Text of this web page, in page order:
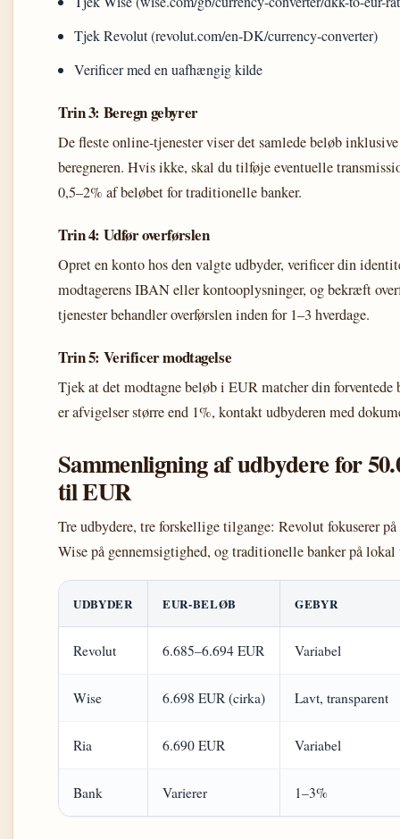
Tjek Revolut (revolut.com/en-DK/currency-converter)
Verificer med en uafhængig kilde
Trin 3: Beregn gebyrer
De fleste online-tjenester viser det samlede beløb
beregneren. Hvis ikke, skal du tilføje eventuelle
0,5–2% af beløbet for traditionelle banker.
Trin 4: Udfør overførslen
Opret en konto hos den valgte udbyder, verificer din
modtagerens IBAN eller kontooplysninger, og bekræft
tjenester behandler overførslen inden for 1–3 hverdage.
Trin 5: Verificer modtagelse
Tjek at det modtagne beløb i EUR matcher din forventede
er afvigelser større end 1%, kontakt udbyderen med
Sammenligning af udbydere for
til EUR
Tre udbydere, tre forskellige tilgange: Revolut fokuserer på
Wise på gennemsigtighed, og traditionelle banker på
UDBYDER EUR-BELØB GEBYR
Revolut 6.685–6.694 EUR Variabel
Wise 6.698 EUR (cirka) Lavt, transparent
Ria 6.690 EUR Variabel
Bank Varierer 1–3%